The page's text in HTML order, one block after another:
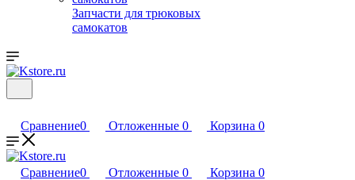
Запчасти для трюковых
самокатов
Сравнение0 Отложенные 0 Корзина 0
Сравнение0 Отложенные 0 Корзина 0